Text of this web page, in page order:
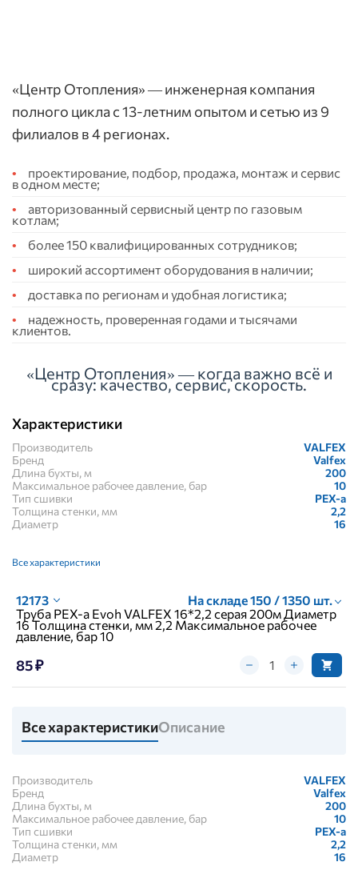
«Центр Отопления» — инженерная компания
полного цикла с 13-летним опытом и сетью из 9
филиалов в 4 регионах.
проектирование, подбор, продажа, монтаж и сервис
в одном месте;
авторизованный сервисный центр по газовым
котлам;
более 150 квалифицированных сотрудников;
широкий ассортимент оборудования в наличии;
доставка по регионам и удобная логистика;
надежность, проверенная годами и тысячами
клиентов.
«Центр Отопления» — когда важно всё и
сразу: качество, сервис, скорость.
Характеристики
Производитель
VALFEX
Бренд
Valfex
Длина бухты, м
200
Максимальное рабочее давление, бар
10
Тип сшивки
PEX-a
Толщина стенки, мм
2,2
Диаметр
16
Все характеристики
12173
На складе 150 / 1350 шт.
Труба PEX-a Evoh VALFEX 16*2,2 серая 200м Диаметр
16 Толщина стенки, мм 2,2 Максимальное рабочее
давление, бар 10
85 ₽
Все характеристикиОписание
Производитель
VALFEX
Бренд
Valfex
Длина бухты, м
200
Максимальное рабочее давление, бар
10
Тип сшивки
PEX-a
Толщина стенки, мм
2,2
Диаметр
16